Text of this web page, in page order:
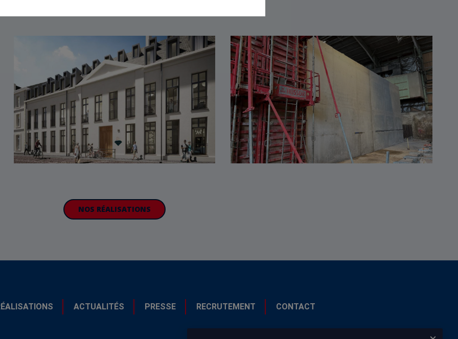
Étoile – SAINT-MALO TIMAC – SAINT-MALO
NOS RÉALISATIONS
ACTUALITÉS PRESSE RECRUTEMENT CONTACT